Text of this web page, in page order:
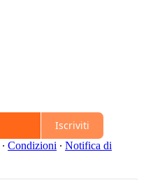
Iscriviti
∙ Condizioni ∙ Notifica di